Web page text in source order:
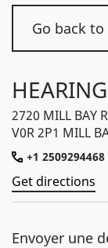
Go back to
2720 MILL BAY
V0R 2P1 MILL
+1 2509294468
Get directions
Envoyer une